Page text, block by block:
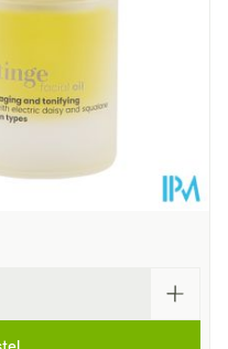
(15°C - 25°C)